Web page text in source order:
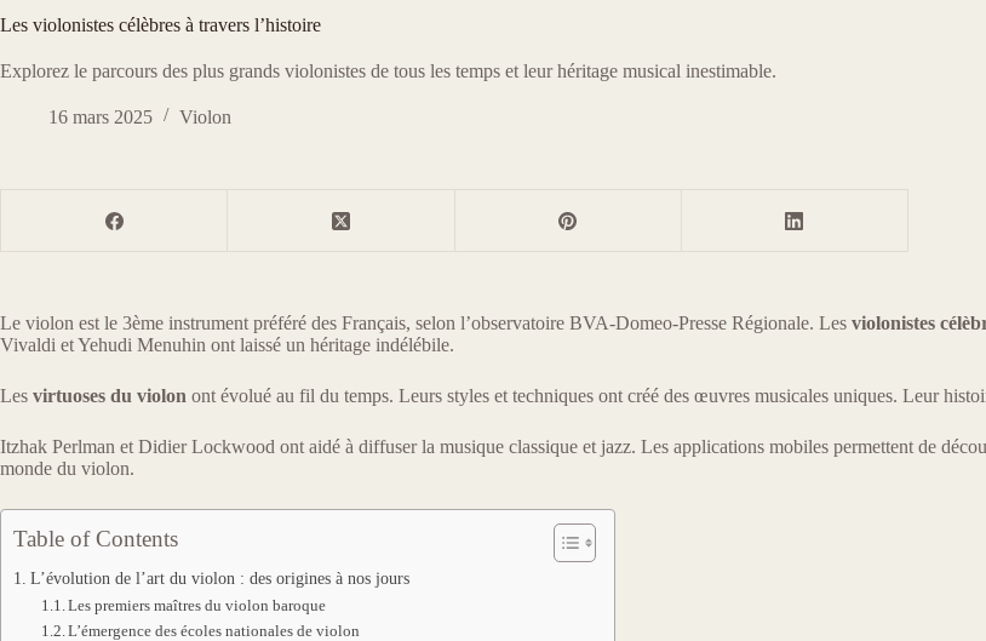
Les violonistes célèbres à travers l’histoire
Explorez le parcours des plus grands violonistes de tous les temps et leur héritage musical inestimable.
16 mars 2025 Violon
Le violon est le 3ème instrument préféré des Français, selon l’observatoire BVA-Domeo-Presse Régionale. Les violonistes
Vivaldi et Yehudi Menuhin ont laissé un héritage indélébile.
Les virtuoses du violon ont évolué au fil du temps. Leurs styles et techniques ont créé des œuvres musicales uniques. Leur
Itzhak Perlman et Didier Lockwood ont aidé à diffuser la musique classique et jazz. Les applications mobiles permettent de
monde du violon.
Table of Contents
L’évolution de l’art du violon : des origines à nos jours
Les premiers maîtres du violon baroque
L’émergence des écoles nationales de violon